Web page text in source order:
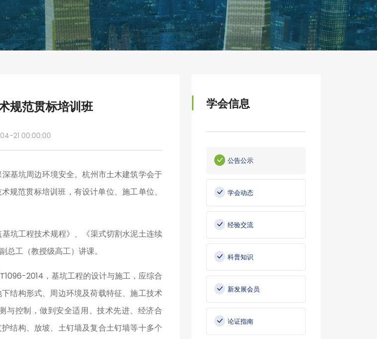
规范贯标培训班
21 00:00:00
基坑周边环境安全。杭州市土木建筑学会于
规范贯标培训班，有设计单位、施工单位、
坑工程技术规程》、《渠式切割水泥土连续
工（教授级高工）讲课。
2014，基坑工程的设计与施工，应综合
结构形式、周边环境及荷载特征、施工技术
与控制，做到安全适用、技术先进、经济合
结构、放坡、土钉墙及复合土钉墙等十多个
学会信息
公告公示
学会动态
经验交流
科普知识
新发展会员
论证指南